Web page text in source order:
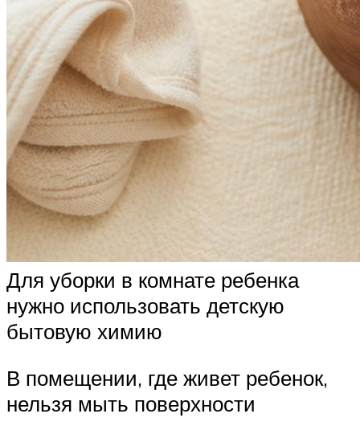
Для уборки в комнате ребенка
нужно использовать детскую
бытовую химию
В помещении, где живет ребенок,
нельзя мыть поверхности